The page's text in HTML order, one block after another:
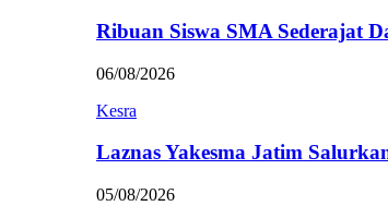
Ribuan Siswa SMA Sederajat
06/08/2026
Kesra
Laznas Yakesma Jatim
05/08/2026